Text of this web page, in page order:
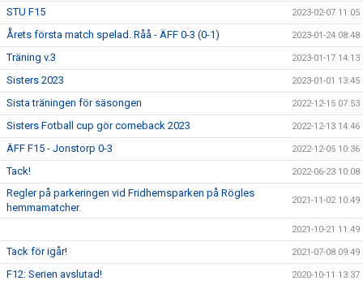
STU F15 2023-02-07 11:05
Årets första match spelad. Råå - ÄFF 0-3 (0-1) 2023-01-24 08:48
Träning v.3 2023-01-17 14:13
Sisters 2023 2023-01-01 13:45
Sista träningen för säsongen 2022-12-15 07:53
Sisters Fotball cup gör comeback 2023 2022-12-13 14:46
ÄFF F15 - Jonstorp 0-3 2022-12-05 10:36
Tack! 2022-06-23 10:08
Regler på parkeringen vid Fridhemsparken på Rögles
hemmamatcher.
2021-11-02 10:49
2021-10-21 11:49
Tack för igår! 2021-07-08 09:49
F12: Serien avslutad! 2020-10-11 13:37